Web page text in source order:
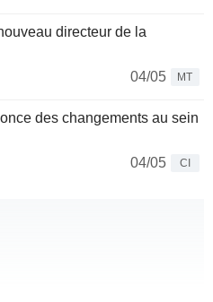
directeur de la
04/05
MT
des changements au sein
04/05
CI